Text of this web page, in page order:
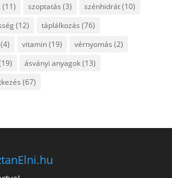
(11) szoptatás (3) szénhidrát(10)
(12) táplálkozás (76)
vitamin(19) vérnyomás (2)
ásványi anyagok(13)
(67)